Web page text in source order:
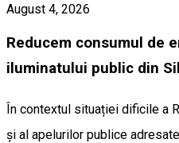
August 4, 2026
Reducem consumul de
iluminatului public din
În contextul situației dificile a
și al apelurilor publice